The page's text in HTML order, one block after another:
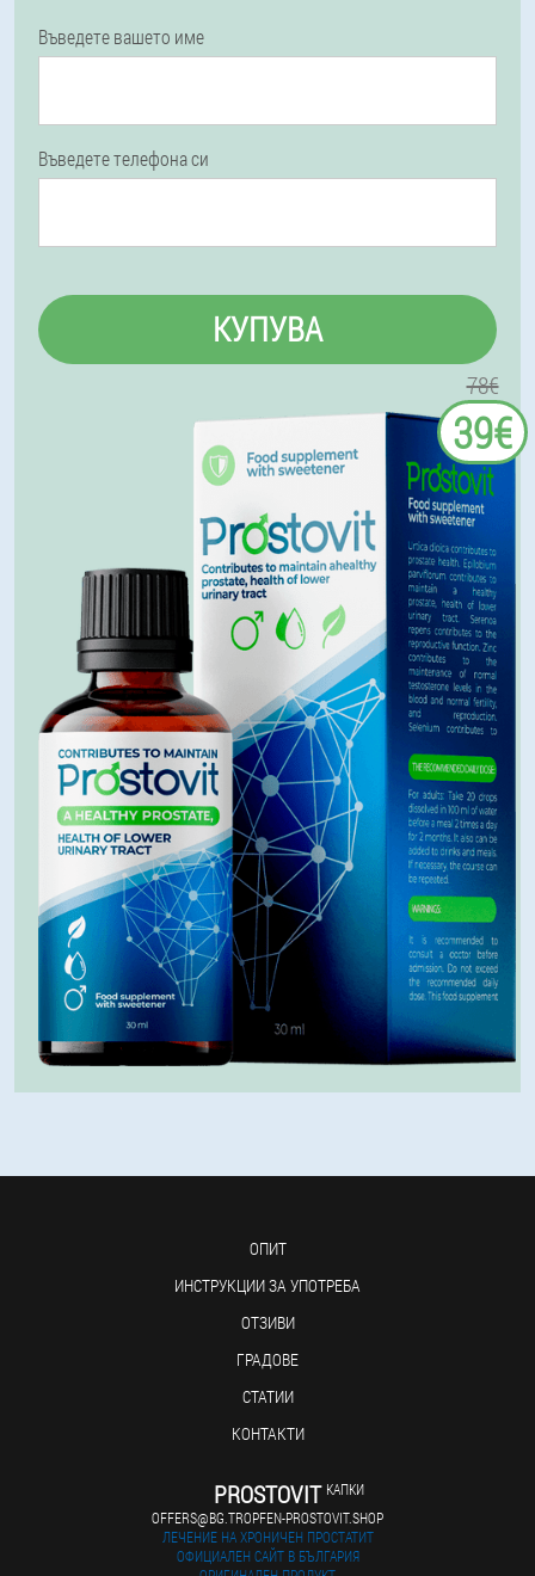
Въведете вашето име
Въведете телефона си
КУПУВА
78€
39€
ОПИТ
ИНСТРУКЦИИ ЗА УПОТРЕБА
ОТЗИВИ
ГРАДОВЕ
СТАТИИ
КОНТАКТИ
PROSTOVIT КАПКИ
OFFERS@BG.TROPFEN-PROSTOVIT.SHOP
ЛЕЧЕНИЕ НА ХРОНИЧЕН ПРОСТАТИТ
ОФИЦИАЛЕН САЙТ В БЪЛГАРИЯ